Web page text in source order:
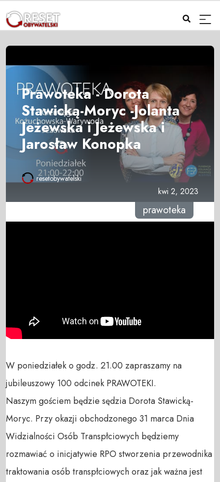
Prawoteka - Dorota
Stawicką-Moryc -Jolanta
Jeżewska i Jeżewska i
Jarosław Konopka
resetobywatelski
kwi 2, 2023
prawoteka
W poniedziałek o godz. 21.00 zapraszamy na
jubileuszowy 100 odcinek PRAWOTEKI.
Naszym gościem będzie sędzia Dorota Stawicką-
Moryc. Przy okazji obchodzonego 31 marca Dnia
Widzialności Osób Transpłciowych będziemy
rozmawiać o inicjatywie RPO stworzenia przewodnika
traktowania osób transpłciowych oraz jak ważna jest